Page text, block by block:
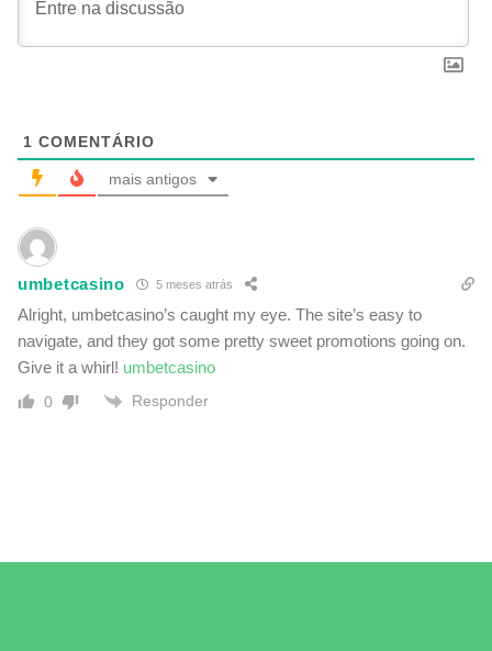
1 COMENTÁRIO
mais antigos
umbetcasino 5 meses atrás
Alright, umbetcasino’s caught my eye. The site’s easy to
navigate, and they got some pretty sweet promotions going on.
Give it a whirl! umbetcasino
0 Responder